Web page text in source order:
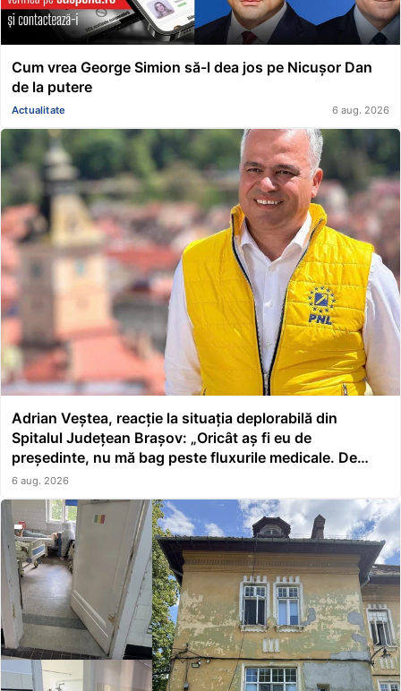
Cum vrea George Simion să-l dea jos pe Nicușor Dan
de la putere
Actualitate 6 aug. 2026
Adrian Veștea, reacție la situația deplorabilă din
Spitalul Județean Brașov: „Oricât aș fi eu de
președinte, nu mă bag peste fluxurile medicale. De
asta a făcut școală managerul”
6 aug. 2026